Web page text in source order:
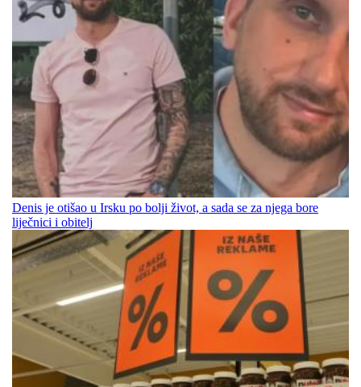
Denis je otišao u Irsku po bolji život, a sada se za njega bore
liječnici i obitelj